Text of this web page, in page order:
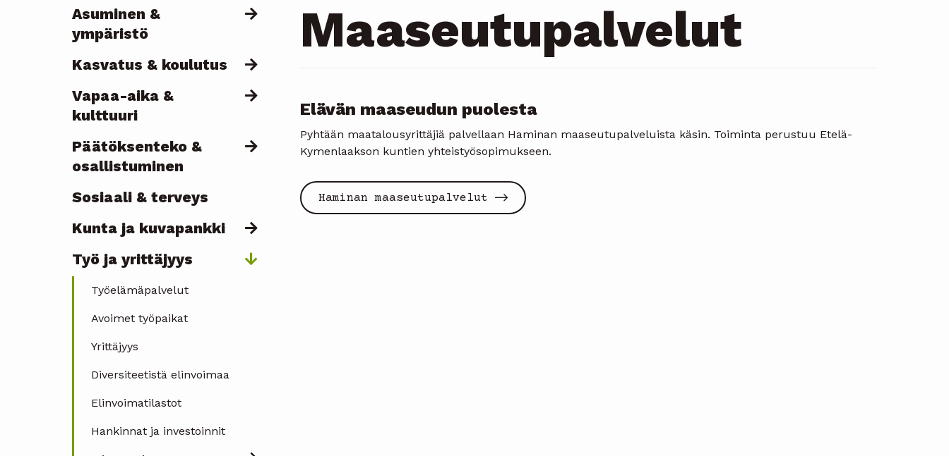
Päävalikko
Asuminen &
ympäristö
Kasvatus & koulutus
Vapaa-aika &
kulttuuri
Päätöksenteko &
osallistuminen
Sosiaali & terveys
Kunta ja kuvapankki
Työ ja yrittäjyys
Työelämäpalvelut
Avoimet työpaikat
Yrittäjyys
Diversiteetistä elinvoimaa
Elinvoimatilastot
Hankinnat ja investoinnit
Maaseutupalvelut
Elävän maaseudun puolesta
Pyhtään maatalousyrittäjiä palvellaan Haminan maaseutupalveluista käsin. Toiminta perustuu Etelä-
Kymenlaakson kuntien yhteistyösopimukseen.
Haminan maaseutupalvelut